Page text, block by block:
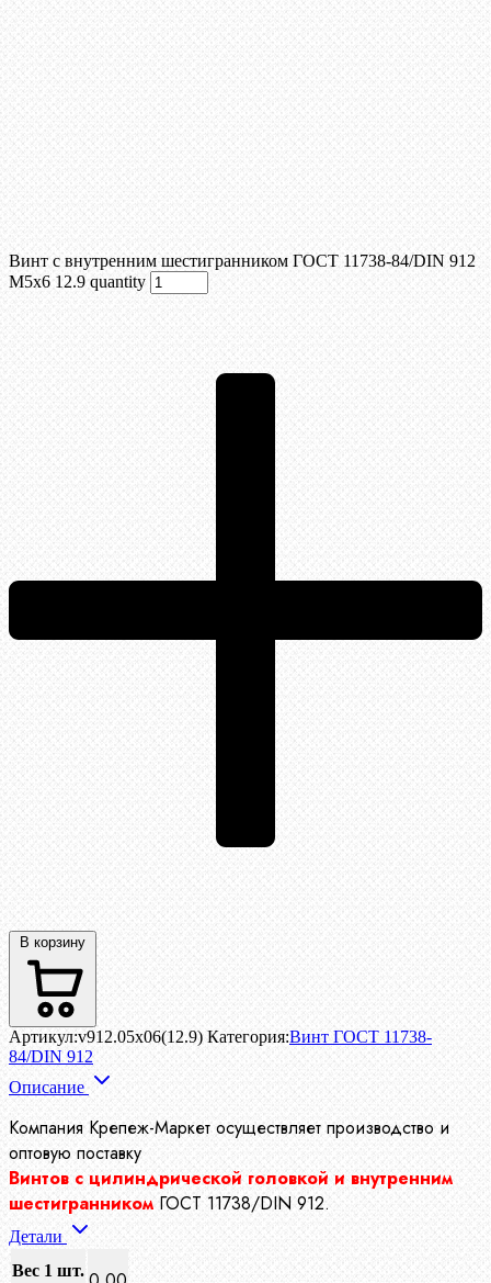
Винт c внутренним шестигранником ГОСТ 11738-84/DIN 912
М5x6 12.9 quantity
В корзину
Артикул:v912.05x06(12.9) Категория:Винт ГОСТ 11738-
84/DIN 912
Описание
Компания Крепеж-Маркет осуществляет производство и
оптовую поставку
Винтов с цилиндрической головкой и внутренним
шестигранником ГОСТ 11738/DIN 912.
Детали
Вес 1 шт.